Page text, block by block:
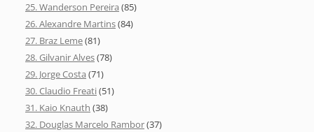
25. Wanderson Pereira (85)
26. Alexandre Martins(84)
27. Braz Leme(81)
28. Gilvanir Alves(78)
29. Jorge Costa (71)
30. Claudio Freati(51)
31. Kaio Knauth (38)
32. Douglas Marcelo Rambor(37)